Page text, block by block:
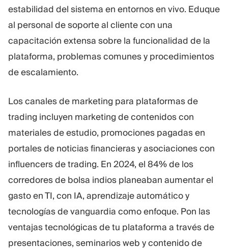
estabilidad del sistema en entornos en vivo. Eduque
al personal de soporte al cliente con una
capacitación extensa sobre la funcionalidad de la
plataforma, problemas comunes y procedimientos
de escalamiento.
Los canales de marketing para plataformas de
trading incluyen marketing de contenidos con
materiales de estudio, promociones pagadas en
portales de noticias financieras y asociaciones con
influencers de trading. En 2024, el 84% de los
corredores de bolsa indios planeaban aumentar el
gasto en TI, con IA, aprendizaje automático y
tecnologías de vanguardia como enfoque. Pon las
ventajas tecnológicas de tu plataforma a través de
presentaciones, seminarios web y contenido de